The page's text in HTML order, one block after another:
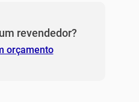
revendedor?
orçamento